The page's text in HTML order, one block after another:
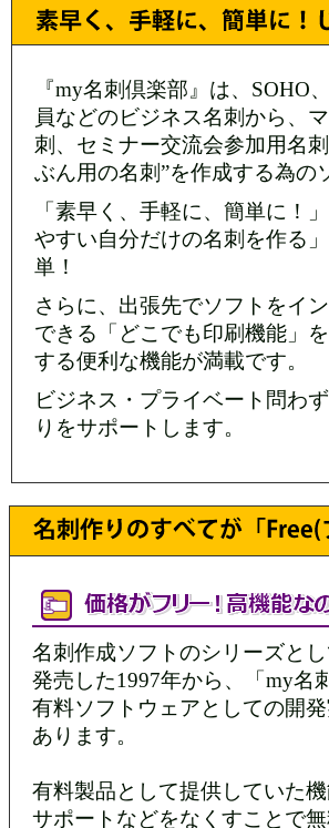
名刺倶楽部Free(2016/9/26)
[窓の杜] 市販の名刺作成ソフト「
プで名刺を作成可能(2016/9/21)
[キーマンズネット] メディアナ
を無償提供(2016/9/20)
Free」 国内メーカープリンタ＆
[マイコミジャーナル] Twitter、
できるソフト
[価格.com] メディアナビ、SNSの
『my名刺倶楽部』は、SOHO
員などのビジネス名刺から、
刺、セミナー交流会参加用名
ぶん用の名刺”を作成する為の
「素早く、手軽に、簡単に！
やすい自分だけの名刺を作る
単！
さらに、出張先でソフトをイ
できる「どこでも印刷機能」
する便利な機能が満載です。
ビジネス・プライベート問わ
りをサポートします。
名刺作成ソフトのシリーズと
発売した1997年から、「my名
有料ソフトウェアとしての開
あります。
有料製品として提供していた
サポートなどをなくすことで